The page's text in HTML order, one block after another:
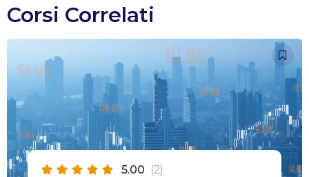
Corsi Correlati
5.00 (2)